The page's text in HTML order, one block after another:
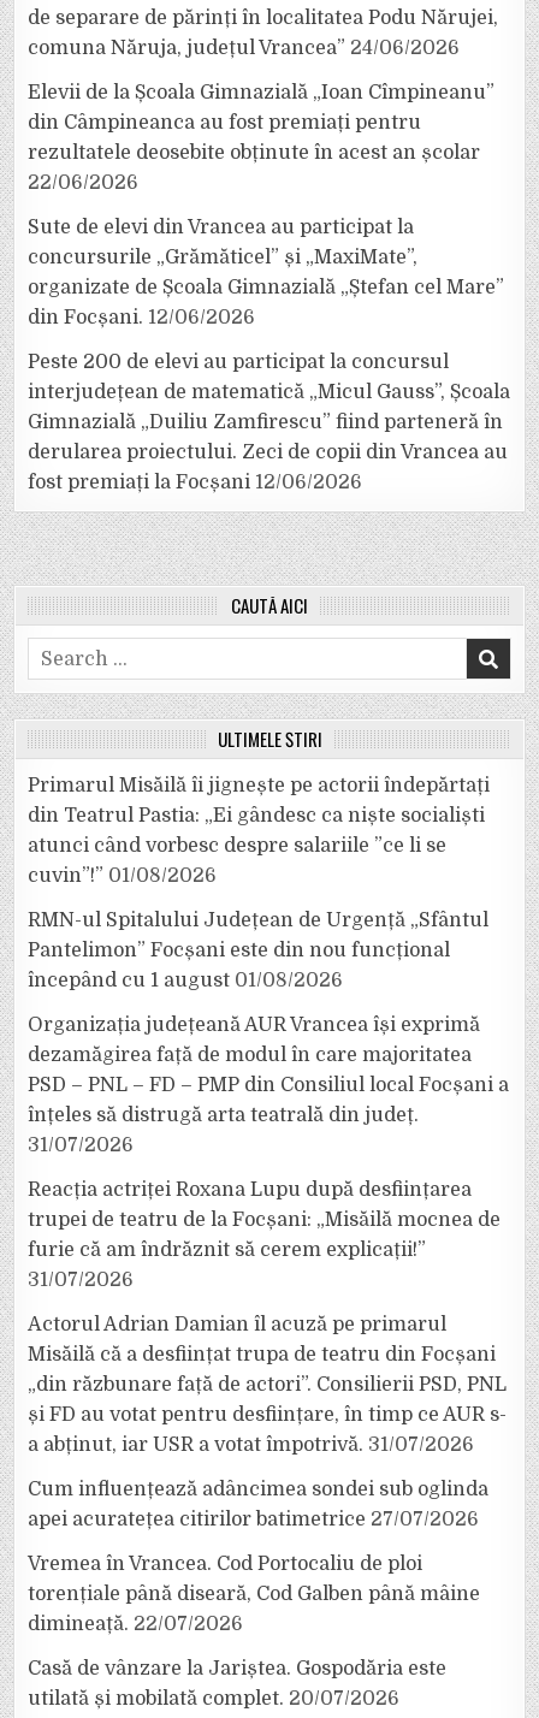
de separare de părinți în localitatea Podu Nărujei,
comuna Năruja, județul Vrancea” 24/06/2026
Elevii de la Școala Gimnazială „Ioan Cîmpineanu”
din Câmpineanca au fost premiați pentru
rezultatele deosebite obținute în acest an școlar
22/06/2026
Sute de elevi din Vrancea au participat la
concursurile „Grămăticel” și „MaxiMate”,
organizate de Școala Gimnazială „Ștefan cel Mare”
din Focșani. 12/06/2026
Peste 200 de elevi au participat la concursul
interjudețean de matematică „Micul Gauss”, Școala
Gimnazială „Duiliu Zamfirescu” fiind parteneră în
derularea proiectului. Zeci de copii din Vrancea au
fost premiați la Focșani 12/06/2026
CAUTĂ AICI
Search
for:
ULTIMELE ȘTIRI
Primarul Misăilă îi jignește pe actorii îndepărtați
din Teatrul Pastia: „Ei gândesc ca niște socialiști
atunci când vorbesc despre salariile ”ce li se
cuvin”!” 01/08/2026
RMN-ul Spitalului Județean de Urgență „Sfântul
Pantelimon” Focșani este din nou funcțional
începând cu 1 august 01/08/2026
Organizația județeană AUR Vrancea își exprimă
dezamăgirea față de modul în care majoritatea
PSD – PNL – FD – PMP din Consiliul local Focșani a
înțeles să distrugă arta teatrală din județ.
31/07/2026
Reacția actriței Roxana Lupu după desființarea
trupei de teatru de la Focșani: „Misăilă mocnea de
furie că am îndrăznit să cerem explicații!”
31/07/2026
Actorul Adrian Damian îl acuză pe primarul
Misăilă că a desființat trupa de teatru din Focșani
„din răzbunare față de actori”. Consilierii PSD, PNL
și FD au votat pentru desființare, în timp ce AUR s-
a abținut, iar USR a votat împotrivă. 31/07/2026
Cum influențează adâncimea sondei sub oglinda
apei acuratețea citirilor batimetrice 27/07/2026
Vremea în Vrancea. Cod Portocaliu de ploi
torențiale până diseară, Cod Galben până mâine
dimineață. 22/07/2026
Casă de vânzare la Jariștea. Gospodăria este
utilată și mobilată complet. 20/07/2026